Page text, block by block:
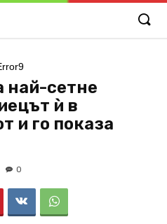
най-сетне
ѝ в
и го показа
0